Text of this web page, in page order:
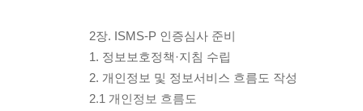
2장. ISMS-P 인증심사 준비
1. 정보보호정책·지침 수립
2. 개인정보 및 정보서비스 흐름도 작성
2.1 개인정보 흐름도